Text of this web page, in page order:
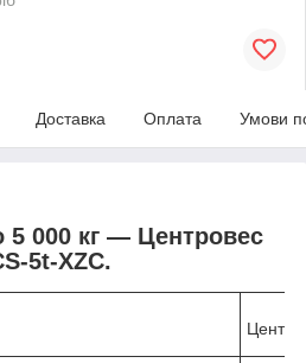
Доставка Оплата Умови
5 000 кг — Центровес
5t-XZC.